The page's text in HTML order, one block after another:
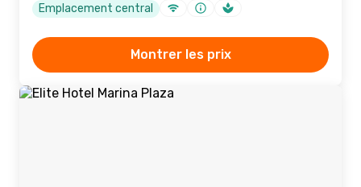
Emplacement central
Montrer les prix